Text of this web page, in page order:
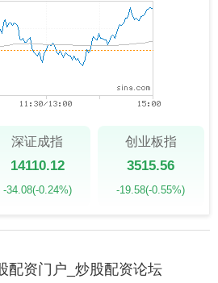
深证成指
14110.12
-34.08(-0.24%)
创业板指
3515.56
-19.58(-0.55%)
配资门户_炒股配资论坛